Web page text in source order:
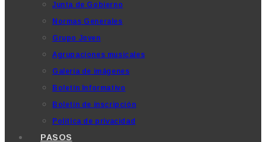
Junta de Gobierno
Normas Generales
Grupo Joven
Agrupaciones musicales
Galería de imágenes
Boletín Informativo
Boletín de inscripción
Política de privacidad
PASOS